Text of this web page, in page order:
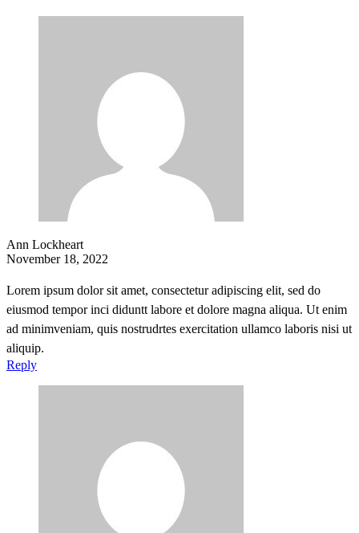
Ann Lockheart
November 18, 2022
Lorem ipsum dolor sit amet, consectetur adipiscing elit, sed do
eiusmod tempor inci diduntt labore et dolore magna aliqua. Ut enim
ad minimveniam, quis nostrudrtes exercitation ullamco laboris nisi ut
aliquip.
Reply